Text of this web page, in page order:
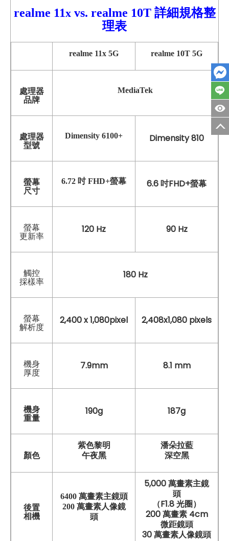
realme 11xvs. realme 10T 詳細規格整
理表
realme 11x 5G realme 10T 5G
處理器
品牌
MediaTek
處理器
型號
Dimensity 6100+ Dimensity 810
螢幕
尺寸
6.72 吋 FHD+螢幕 6.6 吋FHD+螢幕
螢幕
更新率
120 Hz 90 Hz
觸控
採樣率
180 Hz
螢幕
解析度
2,400 x 1,080pixel 2,408x1,080 pixels
機身
厚度
7.9mm 8.1 mm
機身
重量
190g 187g
顏色
紫色黎明
午夜黑
潘朵拉藍
深空黑
後置
相機
6400 萬畫素主鏡頭
200 萬畫素人像鏡
頭
5,000 萬畫素主鏡
頭
（F1.8 光圈）
200 萬畫素 4cm
微距鏡頭
30 萬畫素人像鏡頭